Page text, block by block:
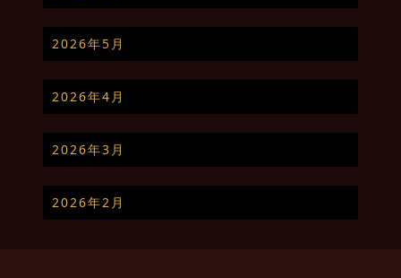
2026年5月
2026年4月
2026年3月
2026年2月